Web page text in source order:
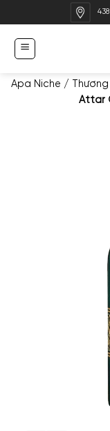
qua
dung
Apa Niche /
Attar